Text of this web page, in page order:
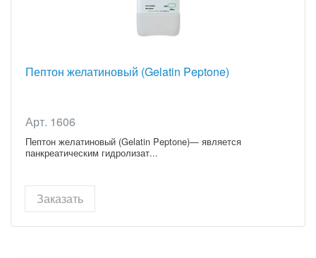
Пептон желатиновый (Gelatin Peptone)
Арт. 1606
Пептон желатиновый (Gelatin Peptone)— является
панкреатическим гидролизат...
Заказать